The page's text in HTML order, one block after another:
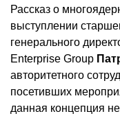
Рассказ о
выступлении
генерального
Enterprise Group
авторитетного
посетивших
данная концепция